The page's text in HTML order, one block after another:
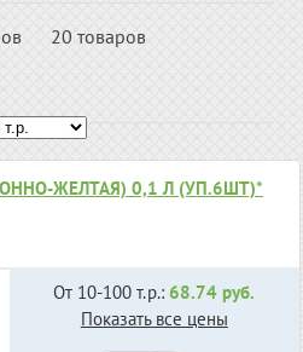
20 товаров
ЖЕЛТАЯ) 0,1 Л (УП.6ШТ)*
От 10-100 т.р.:68.74 руб.
Показать все цены